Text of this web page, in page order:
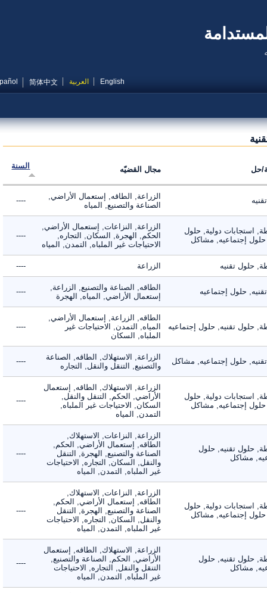
English العربية 简体中文
Español
مجال القضيّه السنة
الزراعة, الطاقه, إستعمال الأراضي,
الصناعة والتصنيع, المياه
----
استجابات دولية, حلول
إجتماعيه, مشاكل
الزراعة, النزاعات, إستعمال الأراضي,
الحكم, الهجرة, السكان, التجاره,
الاحتياجات غير الملباه, التمدن, المياه
----
حلول تقنيه الزراعة ----
حلول إجتماعيه
الطاقه, الصناعة والتصنيع, الزراعة,
إستعمال الأراضي, المياه, الهجرة
----
حلول تقنيه, حلول إجتماعيه
الطاقه, الزراعة, إستعمال الأراضي,
المياه, التمدن, الاحتياجات غير
الملباه, السكان
----
حلول إجتماعيه, مشاكل
الزراعة, الاستهلاك, الطاقه, الصناعة
والتصنيع, التنقل والنقل, التجاره
----
استجابات دولية, حلول
إجتماعيه, مشاكل
الزراعة, الاستهلاك, الطاقه, إستعمال
الأراضي, الحكم, التنقل والنقل,
السكان, الاحتياجات غير الملباه,
التمدن, المياه
----
حلول تقنيه, حلول
مشاكل
الزراعة, النزاعات, الاستهلاك,
الطاقه, إستعمال الأراضي, الحكم,
الصناعة والتصنيع, الهجرة, التنقل
والنقل, السكان, التجاره, الاحتياجات
غير الملباه, التمدن, المياه
----
استجابات دولية, حلول
إجتماعيه, مشاكل
الزراعة, النزاعات, الاستهلاك,
الطاقه, إستعمال الأراضي, الحكم,
الصناعة والتصنيع, الهجرة, التنقل
والنقل, السكان, التجاره, الاحتياجات
غير الملباه, التمدن, المياه
----
حلول تقنيه, حلول
مشاكل
الزراعة, الاستهلاك, الطاقه, إستعمال
الأراضي, الحكم, الصناعة والتصنيع,
التنقل والنقل, التجاره, الاحتياجات
غير الملباه, التمدن, المياه
----